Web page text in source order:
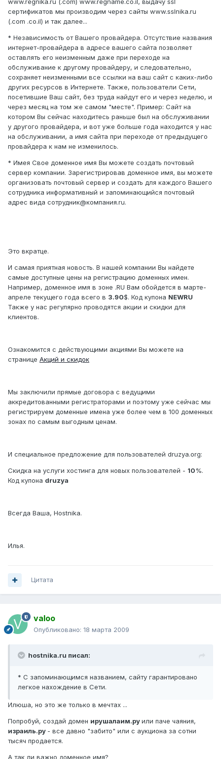
www.regnika.ru (.com) www.regname.co.il, выдачу ssl
сертификатов мы производим через сайты www.sslnika.ru
(.com .co.il) и так далее...
* Независимость от Вашего провайдера. Отсутствие названия
интернет-провайдера в адресе вашего сайта позволяет
оставлять его неизменным даже при переходе на
обслуживание к другому провайдеру, и следовательно,
сохраняет неизменными все ссылки на ваш сайт с каких-либо
других ресурсов в Интернете. Также, пользователи Сети,
посетившие Ваш сайт, без труда найдут его и через неделю, и
через месяц на том же самом "месте". Пример: Сайт на
котором Вы сейчас находитесь раньше был на обслуживании
у другого провайдера, и вот уже больше года находится у нас
на обслуживании, а имя сайта при переходе от предыдущего
провайдера к нам не изменилось.
* Имея Свое доменное имя Вы можете создать почтовый
сервер компании. Зарегистрировав доменное имя, вы можете
организовать почтовый сервер и создать для каждого Вашего
сотрудника информативный и запоминающийся почтовый
адрес вида сотрудник@компания.ru.
Это вкратце.
И самая приятная новость. В нашей компании Вы найдете
самые доступные цены на регистрацию доменных имен.
Например, доменное имя в зоне .RU Вам обойдется в марте-
апреле текущего года всего в 3.90$. Код купона NEWRU
Также у нас регулярно проводятся акции и скидки для
клиентов.
Ознакомится с действующими акциями Вы можете на
странице Акций и скидок
Мы заключили прямые договора с ведущими
аккредитованными регистраторами и поэтому уже сейчас мы
регистрируем доменные имена уже более чем в 100 доменных
зонах по самым выгодным ценам.
И специальное предложение для пользователей druzya.org:
Скидка на услуги хостинга для новых пользователей - 10%.
Код купона druzya
Всегда Ваша, Hostnika.
Илья.
Цитата
valoo
Опубликовано: 18 марта 2009
hostnika.ru писал:
* С запоминающимся названием, сайту гарантировано
легкое нахождение в Сети.
Илюша, но это же только в мечтах ...
Попробуй, создай домен ирушалаим.руили паче чаяния,
израиль.ру - все давно "забито" или с аукциона за сотни
тысяч продается.
А так ли важно доменное имя?